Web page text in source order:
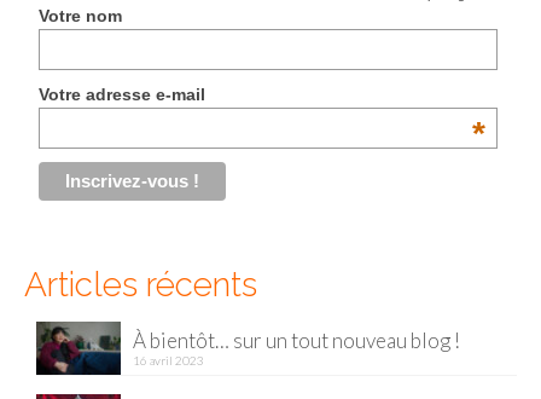
Votre nom
Votre adresse e-mail
*
Articles récents
À bientôt… sur un tout nouveau blog !
16 avril 2023